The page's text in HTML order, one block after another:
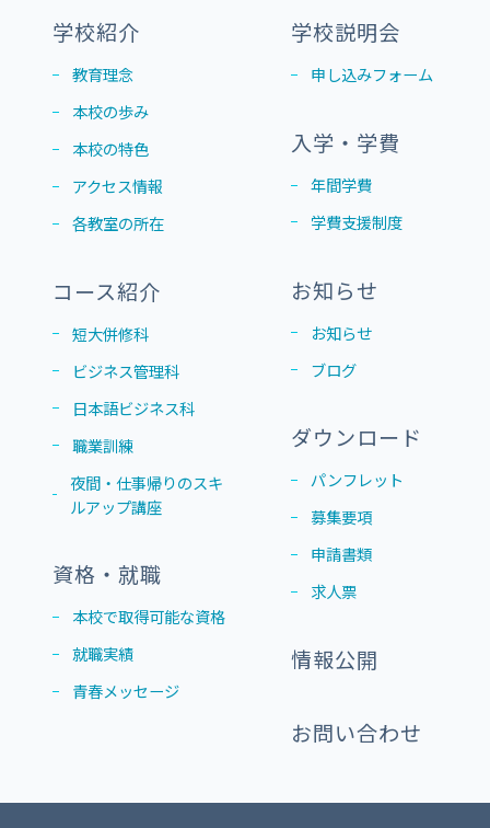
学校紹介
教育理念
本校の歩み
本校の特色
アクセス情報
各教室の所在
コース紹介
短大併修科
ビジネス管理科
日本語ビジネス科
職業訓練
夜間・仕事帰りのスキ
ルアップ講座
資格・就職
本校で取得可能な資格
就職実績
青春メッセージ
学校説明会
申し込みフォーム
入学・学費
年間学費
学費支援制度
お知らせ
お知らせ
ブログ
ダウンロード
パンフレット
募集要項
申請書類
求人票
情報公開
お問い合わせ